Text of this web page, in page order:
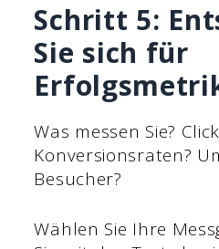
Schritt 5:
Sie sich für
Was messen Sie?
Konversionsraten?
Besucher?
Wählen Sie Ihre